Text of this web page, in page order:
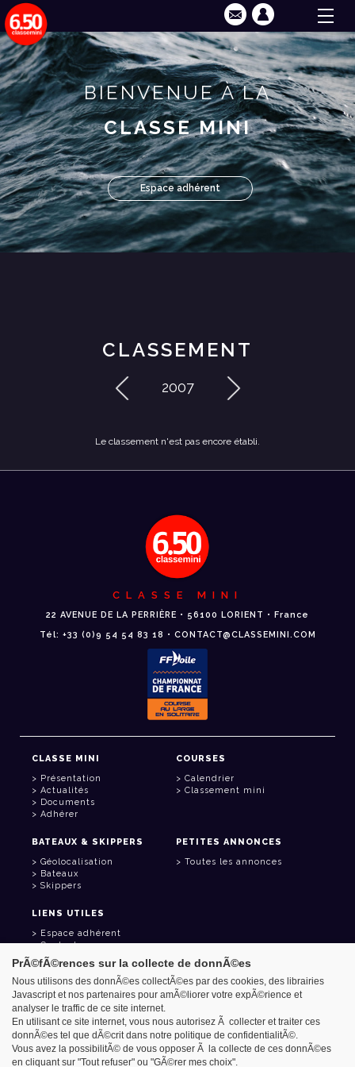
BIENVENUE À LA
CLASSE MINI
Espace adhérent
CLASSEMENT
2007
Le classement n'est pas encore établi.
CLASSE MINI
22 AVENUE DE LA PERRIÈRE • 56100 LORIENT • France
Tél: +33 (0)9 54 54 83 18 • CONTACT@CLASSEMINI.COM
CLASSE MINI
Présentation
Actualités
Documents
Adhérer
COURSES
Calendrier
Classement mini
BATEAUX & SKIPPERS
Géolocalisation
Bateaux
Skippers
PETITES ANNONCES
Toutes les annonces
LIENS UTILES
Espace adhérent
Contact
Carnet d'adresses
Goodies
Azimut - Créateur de solutions numériques
Mentions légales
PrÃ©fÃ©rences sur la collecte de donnÃ©es
Nous utilisons des donnÃ©es collectÃ©es par des cookies, des librairies
Javascript et nos partenaires pour amÃ©liorer votre expÃ©rience et
analyser le traffic de ce site internet.
En utilisant ce site internet, vous nous autorisez Ã collecter et traiter ces
donnÃ©es tel que dÃ©crit dans notre politique de confidentialitÃ©.
Vous avez la possibilitÃ© de vous opposer Ã la collecte de ces donnÃ©es
en cliquant sur "Tout refuser" ou "GÃ©rer mes choix".